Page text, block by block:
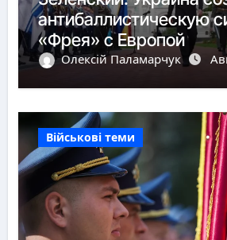
антибаллистическую
«Фрея» с Европой
Олексій Паламарчук
Військові теми